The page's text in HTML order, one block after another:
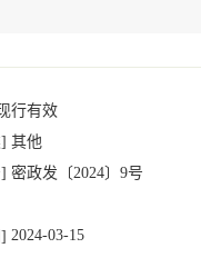
行有效
其他
密政发 〔2024〕 9号
2024-03-15